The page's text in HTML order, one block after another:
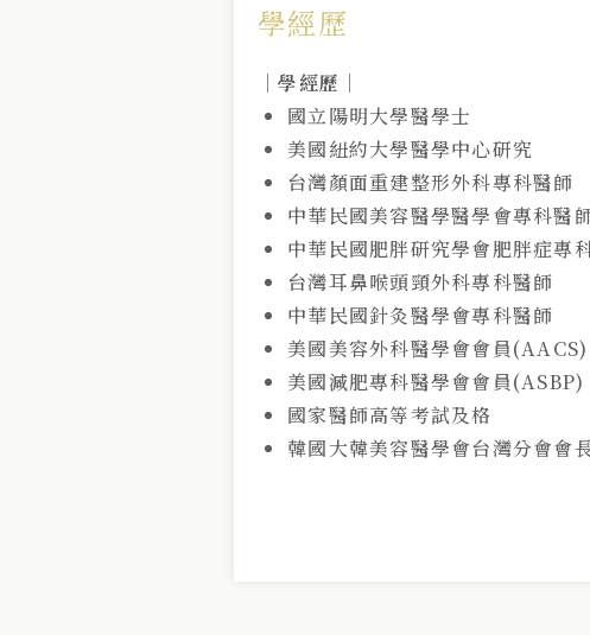
學經歷
｜學經歷｜
國立陽明大學醫學士
美國紐約大學醫學中心研究
台灣顏面重建整形外科專科醫師
中華民國美容醫學醫學會專科醫
中華民國肥胖研究學會肥胖症專
台灣耳鼻喉頭頸外科專科醫師
中華民國針灸醫學會專科醫師
美國美容外科醫學會會員(AACS)
美國減肥專科醫學會會員(ASBP)
國家醫師高等考試及格
韓國大韓美容醫學會台灣分會會